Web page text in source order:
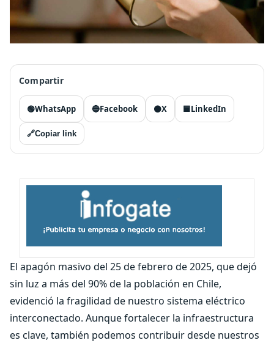
Compartir
🟢WhatsApp 🔵Facebook ⚫X 🟦LinkedIn
🔗Copiar link
El apagón masivo del 25 de febrero de 2025, que dejó
sin luz a más del 90% de la población en Chile,
evidenció la fragilidad de nuestro sistema eléctrico
interconectado. Aunque fortalecer la infraestructura
es clave, también podemos contribuir desde nuestros